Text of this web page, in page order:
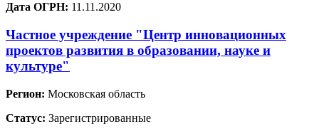
Дата ОГРН: 11.11.2020
Частное учреждение "Центр инновационных
проектов развития в образовании, науке и
культуре"
Регион: Московская область
Статус: Зарегистрированные